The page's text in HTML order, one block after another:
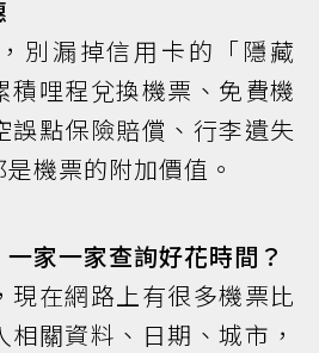
別漏掉信用卡的「隱藏
積哩程兌換機票、免費機
誤點保險賠償、行李遺失
機票的附加價值。
家一家查詢好花時間？
現在網路上有很多機票比
關資料、日期、城市，